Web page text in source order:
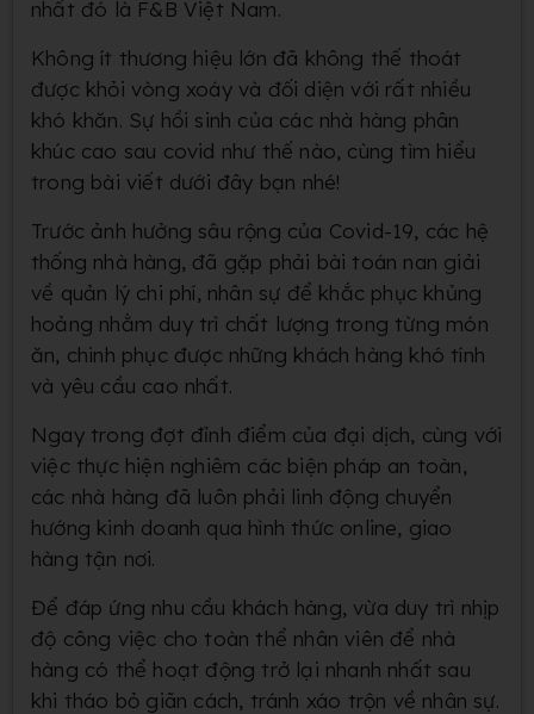
nhất đó là F&B Việt Nam.
Không ít thương hiệu lớn đã không thế thoát
được khỏi vòng xoáy và đối diện với rất nhiều
khó khăn. Sự hồi sinh của các nhà hàng phân
khúc cao sau covid như thế nào, cùng tìm hiểu
trong bài viết dưới đây bạn nhé!
Trước ảnh hưởng sâu rộng của Covid-19, các hệ
thống nhà hàng, đã gặp phải bài toán nan giải
về quản lý chi phí, nhân sự để khắc phục khủng
hoảng nhằm duy trì chất lượng trong từng món
ăn, chinh phục được những khách hàng khó tính
và yêu cầu cao nhất.
Ngay trong đợt đỉnh điểm của đại dịch, cùng với
việc thực hiện nghiêm các biện pháp an toàn,
các nhà hàng đã luôn phải linh động chuyển
hướng kinh doanh qua hình thức online, giao
hàng tận nơi.
Để đáp ứng nhu cầu khách hàng, vừa duy trì nhịp
độ công việc cho toàn thể nhân viên để nhà
hàng có thể hoạt động trở lại nhanh nhất sau
khi tháo bỏ giãn cách, tránh xáo trộn về nhân sự.